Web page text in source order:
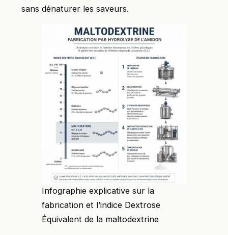
sans dénaturer les saveurs.
Infographie explicative sur la
fabrication et l’indice Dextrose
Équivalent de la maltodextrine